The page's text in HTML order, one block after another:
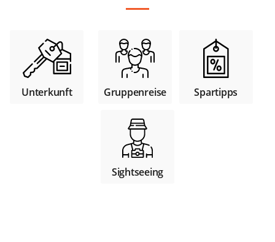
Unterkunft Gruppenreise Spartipps
Sightseeing